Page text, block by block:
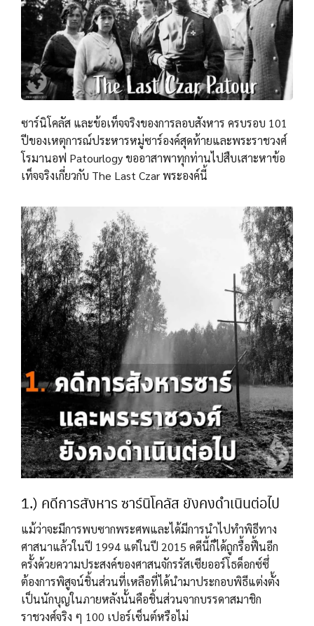
ซาร์นิโคลัส และข้อเท็จจริงของการลอบสังหาร ครบรอบ 101
ปีของเหตุการณ์ประหารหมู่ซาร์องค์สุดท้ายและพระราชวงศ์
โรมานอฟ Patourlogy ขออาสาพาทุกท่านไปสืบเสาะหาข้อ
เท็จจริงเกี่ยวกับ The Last Czar พระองค์นี้
1.) คดีการสังหาร ซาร์นิโคลัส ยังคงดำเนินต่อไป
แม้ว่าจะมีการพบซากพระศพและได้มีการนำไปทำพิธีทาง
ศาสนาแล้วในปี 1994 แต่ในปี 2015 คดีนี้ก็ได้ถูกรื้อฟื้นอีก
ครั้งด้วยความประสงค์ของศาสนจักรรัสเซียออร์โธด็อกซ์ซึ่
ต้องการพิสูจน์ชิ้นส่วนที่เหลือที่ได้นำมาประกอบพิธีแต่งตั้ง
เป็นนักบุญในภายหลังนั้นคือชิ้นส่วนจากบรรดาสมาชิก
ราชวงศ์จริง ๆ 100 เปอร์เซ็นต์หรือไม่